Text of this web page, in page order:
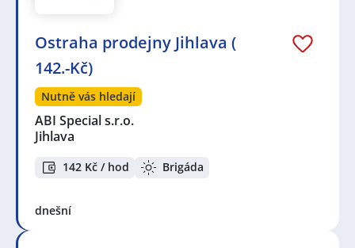
Ostraha prodejny Jihlava (
142.-Kč)
Nutně vás hledají
ABI Special s.r.o.
Jihlava
142 Kč / hod Brigáda
dnešní